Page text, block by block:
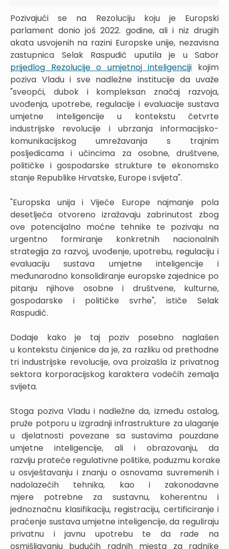
Pozivajući se na Rezoluciju koju je Europski
parlament donio još 2022. godine, ali i niz drugih
akata usvojenih na razini Europske unije, nezavisna
zastupnica Selak Raspudić uputila je u Sabor
prijedlog Rezolucije o umjetnoj inteligenciji kojim
poziva Vladu i sve nadležne institucije da uvaže
"sveopći, dubok i kompleksan značaj razvoja,
uvođenja, upotrebe, regulacije i evaluacije sustava
umjetne inteligencije u kontekstu četvrte
industrijske revolucije i ubrzanja informacijsko-
komunikacijskog umrežavanja s trajnim
posljedicama i učincima za osobne, društvene,
političke i gospodarske strukture te ekonomsko
stanje Republike Hrvatske, Europe i svijeta".
"Europska unija i Vijeće Europe najmanje pola
desetljeća otvoreno izražavaju zabrinutost zbog
ove potencijalno moćne tehnike te pozivaju na
urgentno formiranje konkretnih nacionalnih
strategija za razvoj, uvođenje, upotrebu, regulaciju i
evaluaciju sustava umjetne inteligencije i
međunarodno konsolidiranje europske zajednice po
pitanju njihove osobne i društvene, kulturne,
gospodarske i političke svrhe", ističe Selak
Raspudić.
Dodaje kako je taj poziv posebno naglašen
u kontekstu činjenice da je, za razliku od prethodne
tri industrijske revolucije, ova proizašla iz privatnog
sektora korporacijskog karaktera vodećih zemalja
svijeta.
Stoga poziva Vladu i nadležne da, između ostalog,
pruže potporu u izgradnji infrastrukture za ulaganje
u djelatnosti povezane sa sustavima pouzdane
umjetne inteligencije, ali i obrazovanju, da
razviju prateće regulativne politike, poduzmu korake
u osvještavanju i znanju o osnovama suvremenih i
nadolazećih tehnika, kao i zakonodavne
mjere potrebne za sustavnu, koherentnu i
jednoznačnu klasifikaciju, registraciju, certificiranje i
praćenje sustava umjetne inteligencije, da reguliraju
privatnu i javnu upotrebu te da rade na
osmišljavanju budućih radnih mjesta za radnike